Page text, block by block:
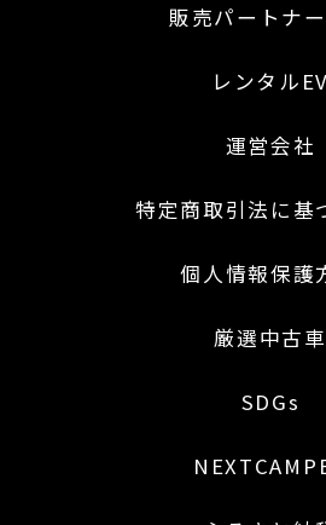
販売パートナ
レンタルEV
運営会社
特定商取引法に基
個人情報保護
厳選中古車
SDGs